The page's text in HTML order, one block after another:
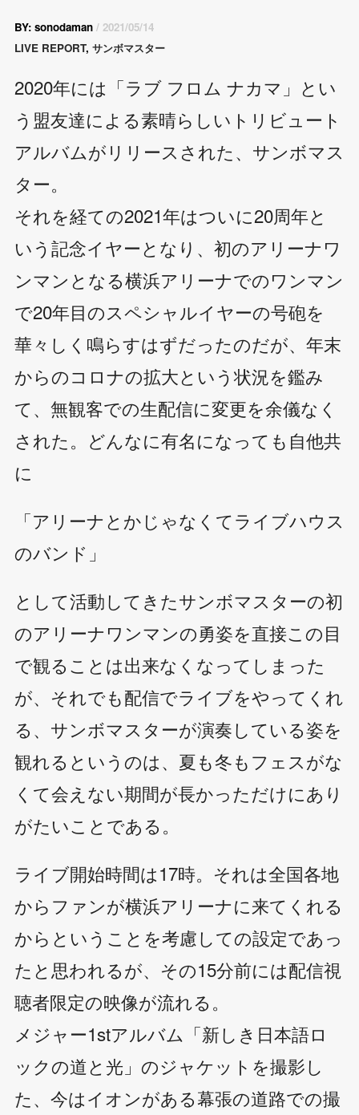
BY: sonodaman/ 2021/05/14
LIVE REPORT, サンボマスター
2020年には「ラブ フロム ナカマ」とい
う盟友達による素晴らしいトリビュート
アルバムがリリースされた、サンボマス
ター。
それを経ての2021年はついに20周年と
いう記念イヤーとなり、初のアリーナワ
ンマンとなる横浜アリーナでのワンマン
で20年目のスペシャルイヤーの号砲を
華々しく鳴らすはずだったのだが、年末
からのコロナの拡大という状況を鑑み
て、無観客での生配信に変更を余儀なく
された。どんなに有名になっても自他共
に
「アリーナとかじゃなくてライブハウス
のバンド」
として活動してきたサンボマスターの初
のアリーナワンマンの勇姿を直接この目
で観ることは出来なくなってしまった
が、それでも配信でライブをやってくれ
る、サンボマスターが演奏している姿を
観れるというのは、夏も冬もフェスがな
くて会えない期間が長かっただけにあり
がたいことである。
ライブ開始時間は17時。それは全国各地
からファンが横浜アリーナに来てくれる
からということを考慮しての設定であっ
たと思われるが、その15分前には配信視
聴者限定の映像が流れる。
メジャー1stアルバム「新しき日本語ロ
ックの道と光」のジャケットを撮影し
た、今はイオンがある幕張の道路での撮